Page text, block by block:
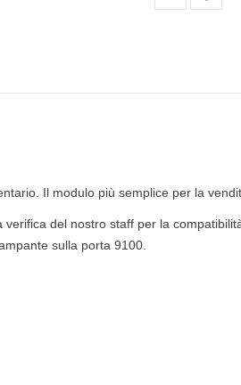
Il modulo più semplice per la
verifica del nostro staff per la
sulla porta 9100.